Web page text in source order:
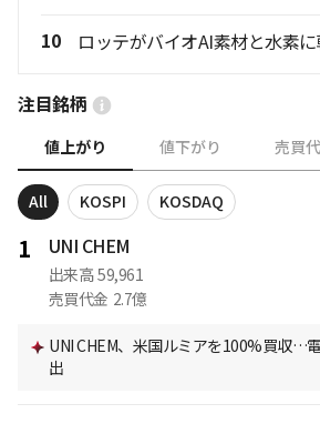
10 ロッテがバイオAI素材と水素
注目銘柄
値上がり 値下がり 売買
All KOSPI KOSDAQ
1 UNI CHEM
出来高 59,961
売買代金 2.7億
UNI CHEM、米国ルミアを100%買収…
出